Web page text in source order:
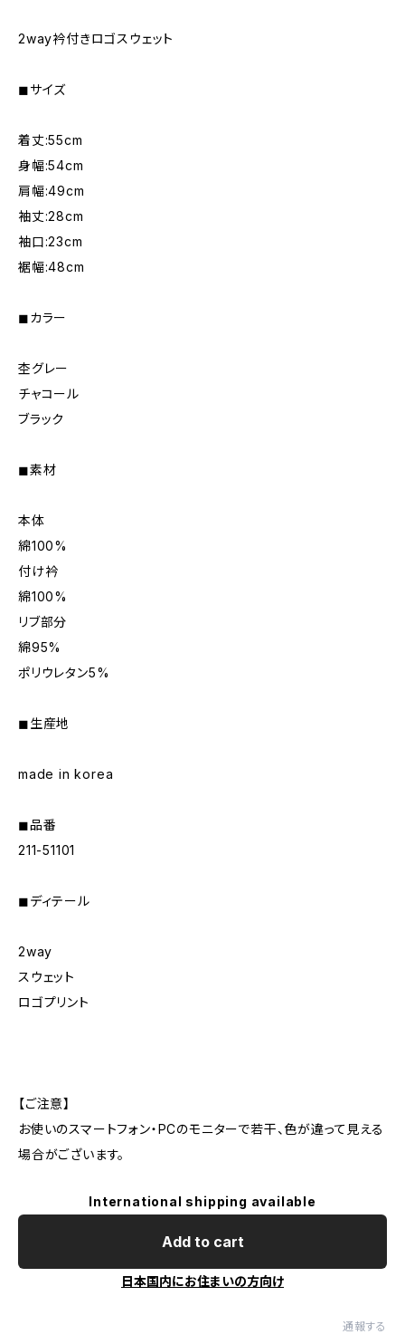
2way衿付きロゴスウェット
◼︎サイズ
着丈:55cm
身幅:54cm
肩幅:49cm
袖丈:28cm
袖口:23cm
裾幅:48cm
◼︎カラー
杢グレー
チャコール
ブラック
◼︎素材
本体
綿100%
付け衿
綿100%
リブ部分
綿95%
ポリウレタン5%
◼︎生産地
made in korea
◼︎品番
211-51101
◼︎ディテール
2way
スウェット
ロゴプリント
【ご注意】
お使いのスマートフォン・PCのモニターで若干、色が違って見える
場合がございます。
International shipping available
Add to cart
日本国内にお住まいの方向け
通報する